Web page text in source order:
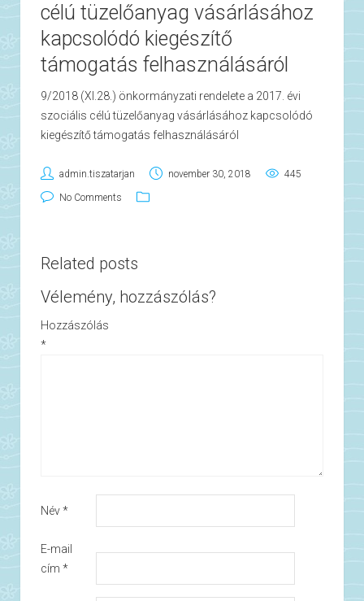
célú tüzelőanyag vásárlásához
kapcsolódó kiegészítő
támogatás felhasználásáról
9/2018 (XI.28.) önkormányzati rendelete a 2017. évi
szociális célú tüzelőanyag vásárlásához kapcsolódó
kiegészítő támogatás felhasználásáról
admin.tiszatarjan november 30, 2018 445
No Comments
Related posts
Vélemény, hozzászólás?
Hozzászólás
*
Név*
E-mail
cím *